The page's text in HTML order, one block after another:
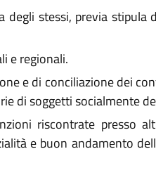
stessi, previa
e regionali.
e di conciliazione dei
di soggetti socialmente
riscontrate presso
e buon andamento